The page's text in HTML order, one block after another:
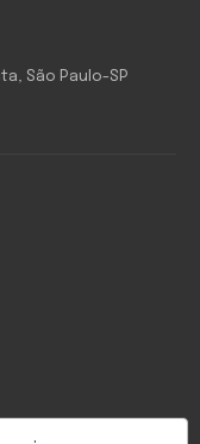
São Paulo-SP